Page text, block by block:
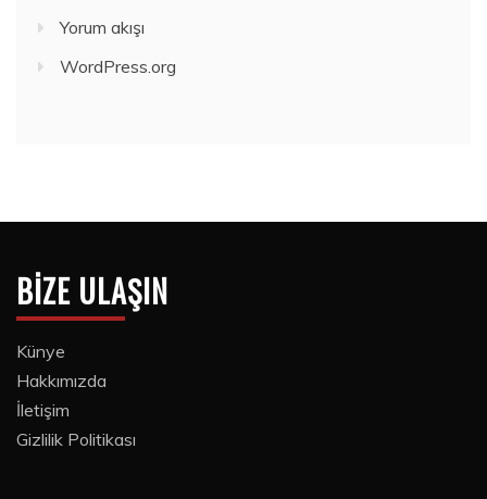
Yorum akışı
WordPress.org
BIZE ULAŞIN
Künye
Hakkımızda
İletişim
Gizlilik Politikası